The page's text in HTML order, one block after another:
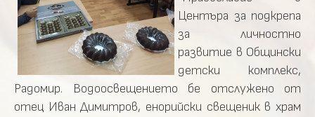
Центъра за подкрепа
за личностно
развитие в Общински
детски комплекс,
Радомир. Водоосвещението бе отслужено от
отец Иван Димитров, енорийски свещеник в храм